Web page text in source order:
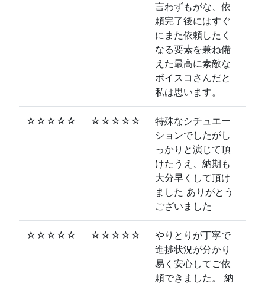
言わずもがな、依
頼完了後にはすぐ
にまた依頼したく
なる要素を兼ね備
えた最高に素敵な
ボイスコさんだと
私は思います。
☆☆☆☆☆ ☆☆☆☆☆
特殊なシチュエー
ションでしたがし
っかりと演じて頂
けたうえ、納期も
大分早くして頂け
ました ありがとう
ございました
☆☆☆☆☆ ☆☆☆☆☆
やりとりが丁寧で
進捗状況が分かり
易く安心してご依
頼できました。 納